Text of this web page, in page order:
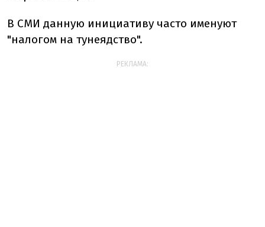
В СМИ данную инициативу часто именуют
"налогом на тунеядство".
РЕКЛАМА: